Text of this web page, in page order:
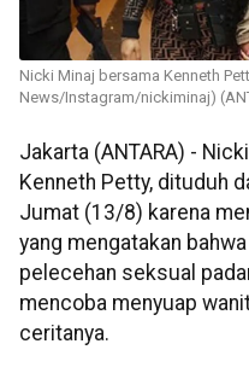
Nicki Minaj bersama Kenneth
News/Instagram/nickiminaj)
Jakarta (ANTARA) -
Kenneth Petty, dituduh
Jumat (13/8) karena
yang mengatakan
pelecehan seksual
mencoba menyuap
ceritanya.